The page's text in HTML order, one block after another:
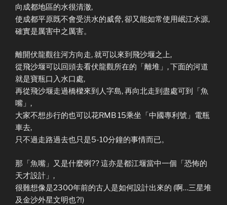
向成都地區的水很清澈,
使成都平原既不會受洪水的威脅, 卻又能如常使用岷江水源,
確實是厲害中之厲害。
離開伏龍觀往河方向走, 就可以來到飛沙堰之上,
從飛沙堰可以回頭去看伏龍觀所在的「離堆」, 下面的河道
就是寶瓶口入水口處,
再從飛沙堰走過橋樑來到人字島, 再向北走到盡處可到「魚
嘴」,
大家不想步行的也可以花RMB 15乘坐「中國專利號」電瓶
車去,
只不過走路過去也只是5-10分鐘的事情而已。
那「魚嘴」又是什麼咧?? 這亦是都江堰當中一個「恐怖的
天才設計」,
很難想像是2300年前的古人是如何設計出來的 (啊…三星堆
及金沙外星文明也?!)